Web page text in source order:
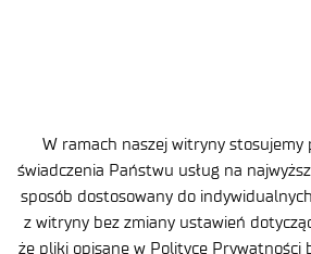
W ramach naszej witryny stosujemy
świadczenia Państwu usług na
sposób dostosowany do
z witryny bez zmiany ustawień
że pliki opisane w Polityce Prywatności
Ochrona danych osobowych